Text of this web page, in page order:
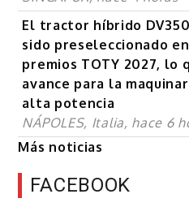
El tractor híbrido
sido preseleccionado
premios TOTY 2027, lo
avance para la
alta potencia
NÁPOLES, Italia, hace 6
Más noticias
FACEBOOK